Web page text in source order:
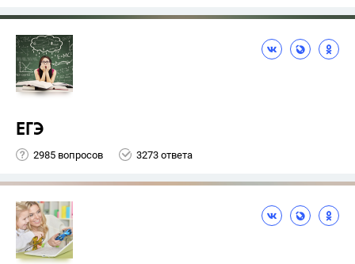
ЕГЭ
2985 вопросов 3273 ответа